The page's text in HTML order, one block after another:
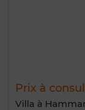
Prix à
Villa à